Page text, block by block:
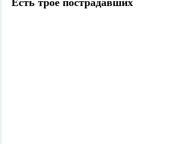
Есть трое пострадавших